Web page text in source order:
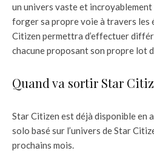
un univers vaste et
forger sa propre voie à travers les
Citizen permettra d’effectuer
chacune proposant son propre lot
Quand va sortir Star
Star Citizen est déjà disponible en
solo basé sur l’univers de Star
prochains mois.